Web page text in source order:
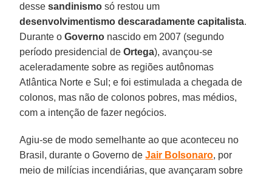
dessesandinismo só restou um
desenvolvimentismo descaradamente capitalista.
Durante oGoverno nascido em 2007 (segundo
período presidencial deOrtega), avançou-se
aceleradamente sobre as regiões autônomas
Atlântica Norte e Sul; e foi estimulada a chegada de
colonos, mas não de colonos pobres, mas médios,
com a intenção de fazer negócios.
Agiu-se de modo semelhante ao que aconteceu no
Brasil, durante o Governo deJair Bolsonaro, por
meio de milícias incendiárias, que avançaram sobre